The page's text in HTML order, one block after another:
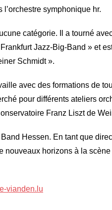
symphonique hr.
catégorie. Il a tourné
Jazz-Big-Band » et
Schmidt ».
avec des formations de
pour différents ateliers
Franz Liszt de
Hessen. En tant que
nouveaux horizons à la
vianden.lu